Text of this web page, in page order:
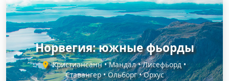
Норвегия: южные фьорды
Кристиансанн • Мандал • Лисефьорд •
Ставангер • Ольборг • Орхус